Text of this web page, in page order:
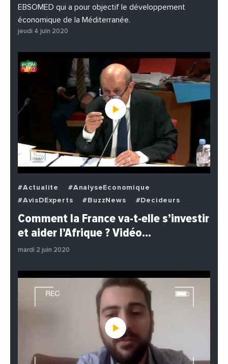
EBSOMED qui a pour objectif le développement
économique de la Méditerranée.
jeudi 4 juin 2020
#Actualite
#AnalyseEconomique
#AvisDExperts
#BuzzNews
#Decideurs
#EchangesMediterraneens
#Economie
#Politique
Comment la France va-t-elle s’investir
et aider l’Afrique ? Vidéo…
mardi 2 juin 2020